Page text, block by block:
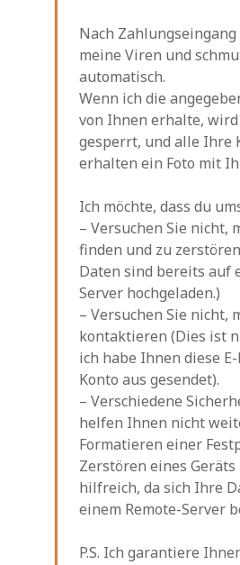
Nach
meine Viren und
automatisch.
Wenn ich die
von Ihnen erhalte,
gesperrt, und alle Ihre
erhalten ein Foto mit
Ich möchte, dass du
– Versuchen Sie nicht,
finden und zu
Daten sind bereits auf
Server hochgeladen.)
– Versuchen Sie nicht,
kontaktieren (Dies ist
ich habe Ihnen diese
Konto aus gesendet).
– Verschiedene
helfen Ihnen nicht
Formatieren einer
Zerstören eines
hilfreich, da sich Ihre
einem Remote-Server
P.S. Ich garantiere